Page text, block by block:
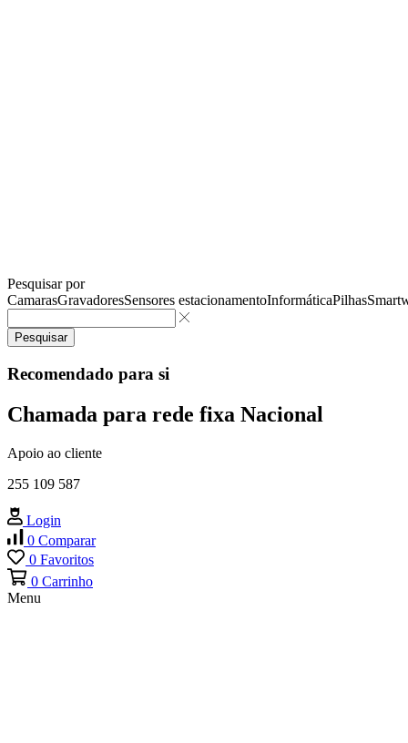
Pesquisar por
CamarasGravadoresSensores estacionamentoInformáticaPilhas
Pesquisar
Recomendado para si
Chamada para rede fixa Nacional
Apoio ao cliente
255 109 587
Login
0 Comparar
0 Favoritos
0 Carrinho
Menu